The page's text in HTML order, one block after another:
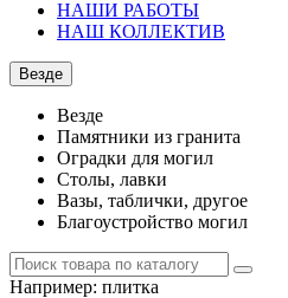
НАШИ РАБОТЫ
НАШ КОЛЛЕКТИВ
Везде
Везде
Памятники из гранита
Оградки для могил
Столы, лавки
Вазы, таблички, другое
Благоустройство могил
Например: плитка